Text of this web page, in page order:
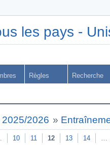
les pays -
Règles Recherche
2026 »
10 11 12 13 14 …